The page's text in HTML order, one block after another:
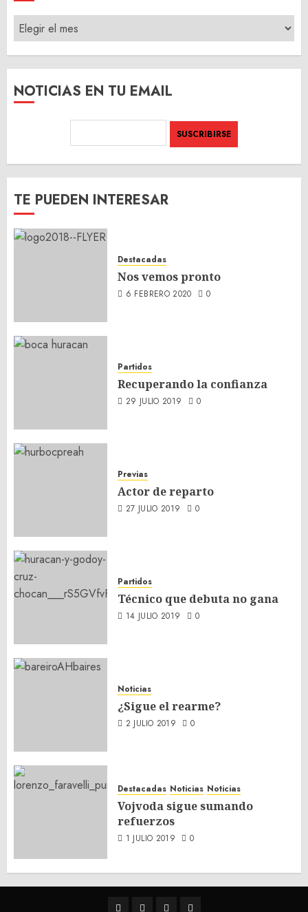
ARCHIVO
DEL
SITIO
NOTICIAS EN TU EMAIL
TE PUEDEN INTERESAR
Destacadas
Nos vemos pronto
6 FEBRERO 2020 0
Partidos
Recuperando la confianza
29 JULIO 2019 0
Previas
Actor de reparto
27 JULIO 2019 0
Partidos
Técnico que debuta no gana
14 JULIO 2019 0
Noticias
¿Sigue el rearme?
2 JULIO 2019 0
Destacadas Noticias Noticias
Vojvoda sigue sumando
refuerzos
1 JULIO 2019 0
TwitterYoutubeFacebookInstagram